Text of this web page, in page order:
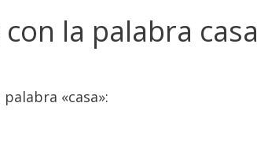
la palabra casa
«casa»: